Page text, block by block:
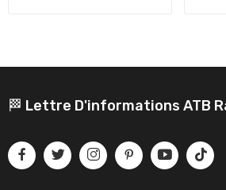
🏁 Lettre D'informations ATB